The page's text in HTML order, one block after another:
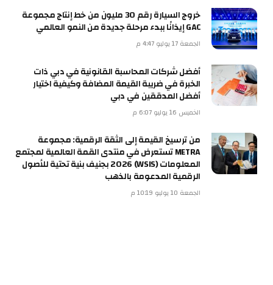
خروج السيارة رقم 30 مليون من خط إنتاج مجموعة
GAC إيذانًا ببدء مرحلة جديدة من النمو العالمي
الجمعة 17 يوليو 4:47 م
أفضل شركات المحاسبة القانونية في دبي ذات
الخبرة في ضريبة القيمة المضافة وكيفية اختيار
أفضل المدققين في دبي
الخميس 16 يوليو 6:07 م
من ترسيخ القيمة إلى الثقة الرقمية: مجموعة
METRA تستعرض في منتدى القمة العالمية لمجتمع
المعلومات (WSIS) 2026 بجنيف بنية تحتية للأصول
الرقمية المدعومة بالذهب
الجمعة 10 يوليو 10:19 م